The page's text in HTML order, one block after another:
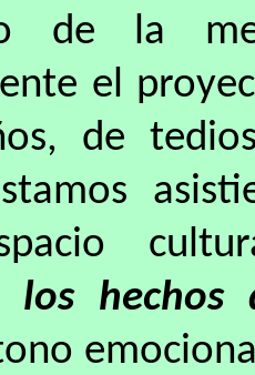
de la
el
de
los hechos